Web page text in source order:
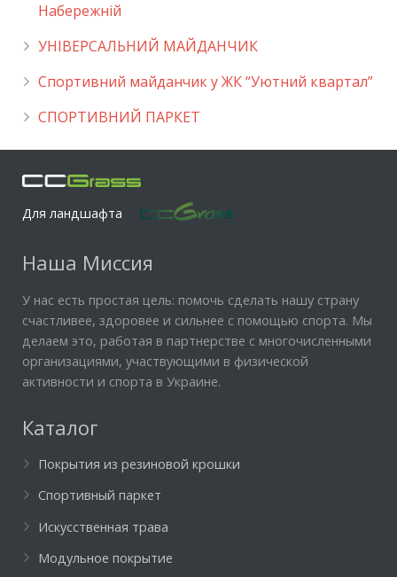
Набережній
УНІВЕРСАЛЬНИЙ МАЙДАНЧИК
Cпортивний майданчик у ЖК “Уютний квартал”
СПОРТИВНИЙ ПАРКЕТ
Для ландшафта
Наша Миссия
У нас есть простая цель: помочь сделать нашу страну
счастливее, здоровее и сильнее с помощью спорта. Мы
делаем это, работая в партнерстве с многочисленными
организациями, участвующими в физической
активности и спорта в Украине.
Каталог
Покрытия из резиновой крошки
Спортивный паркет
Искусственная трава
Модульное покрытие